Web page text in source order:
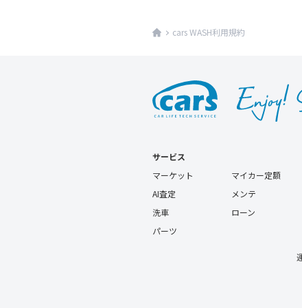
cars WASH利用規約
サービス
マーケット
マイカー定額
AI査定
メンテ
洗車
ローン
パーツ